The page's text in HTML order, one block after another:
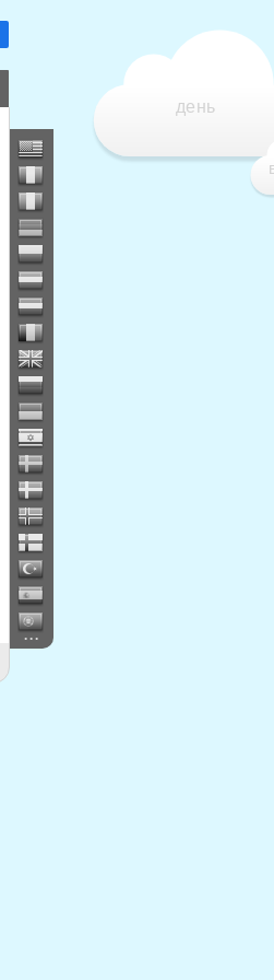
день
...